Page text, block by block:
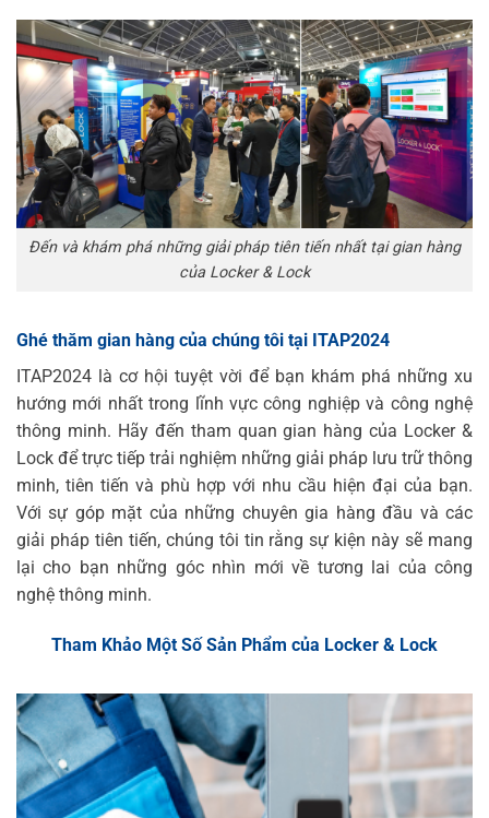
Đến và khám phá những giải pháp tiên tiến nhất tại gian hàng
của Locker & Lock
Ghé thăm gian hàng của chúng tôi tại ITAP2024
ITAP2024 là cơ hội tuyệt vời để bạn khám phá những xu
hướng mới nhất trong lĩnh vực công nghiệp và công nghệ
thông minh. Hãy đến tham quan gian hàng của Locker &
Lock để trực tiếp trải nghiệm những giải pháp lưu trữ thông
minh, tiên tiến và phù hợp với nhu cầu hiện đại của bạn.
Với sự góp mặt của những chuyên gia hàng đầu và các
giải pháp tiên tiến, chúng tôi tin rằng sự kiện này sẽ mang
lại cho bạn những góc nhìn mới về tương lai của công
nghệ thông minh.
Tham Khảo Một Số Sản Phẩm của Locker & Lock